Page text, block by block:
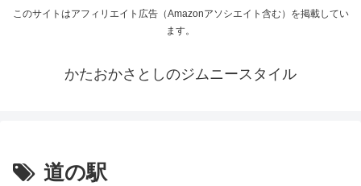
このサイトはアフィリエイト広告（Amazonアソシエイト含む）を掲載してい
ます。
かたおかさとしのジムニースタイル
道の駅